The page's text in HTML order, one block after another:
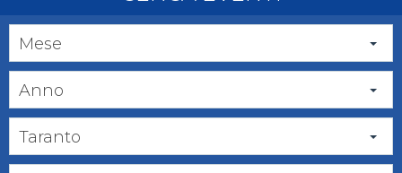
Mese
Anno
Taranto